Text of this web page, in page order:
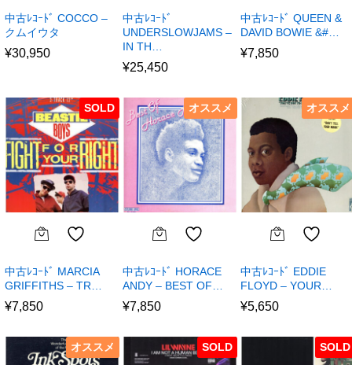
中古ﾚｺｰﾄﾞ COCCO –
クムイウタ
¥30,950
中古ﾚｺｰﾄﾞ
UNDERSLOWJAMS –
IN TH…
¥25,450
中古ﾚｺｰﾄﾞ QUEEN &
DAVID BOWIE &#…
¥7,850
SOLD
中古ﾚｺｰﾄﾞ MARCIA
GRIFFITHS – TR…
¥7,850
オススメ
中古ﾚｺｰﾄﾞ HORACE
ANDY – BEST OF…
¥7,850
オススメ
中古ﾚｺｰﾄﾞ EDDIE
FLOYD – YOUR…
¥5,650
オススメ SOLD SOLD